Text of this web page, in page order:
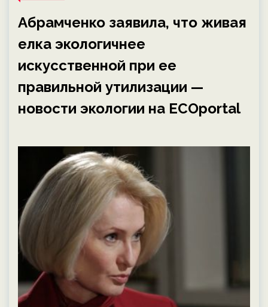
Абрамченко заявила, что живая
елка экологичнее
искусственной при ее
правильной утилизации —
новости экологии на ECOportal